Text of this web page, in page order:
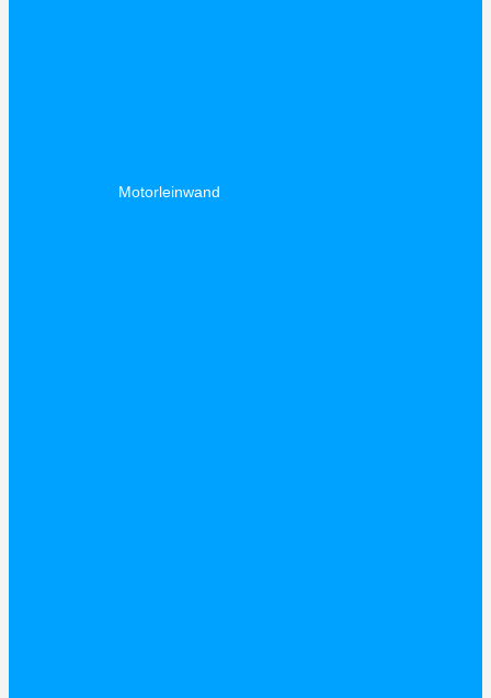
Motorleinwand